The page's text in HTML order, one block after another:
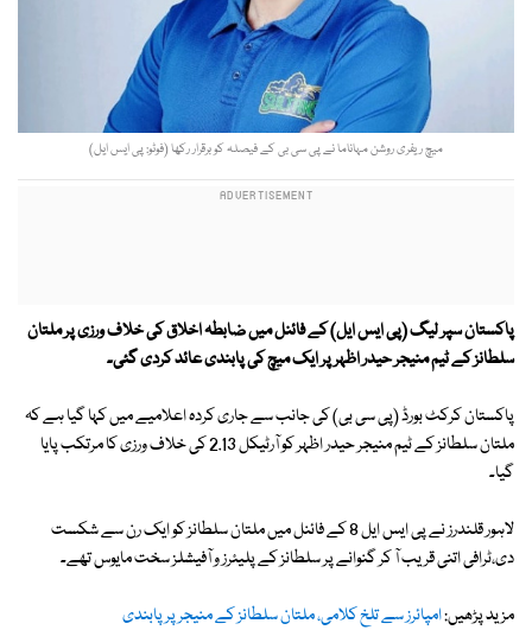
میچ ریفری روشن مہاناما نے پی سی بی کے فیصلہ کو برقرار رکھا (فوٹو: پی ایس ایل)
پاکستان سپر لیگ (پی ایس ایل) کے فائنل میں ضابطہ اخلاق کی خلاف ورزی پر ملتان
سلطانز کے ٹیم منیجر حیدر اظہر پر ایک میچ کی پابندی عائد کردی گئی۔
پاکستان کرکٹ بورڈ (پی سی بی) کی جانب سے جاری کردہ اعلامیے میں کہا گیا ہے کہ
ملتان سلطانز کے ٹیم منیجر حیدر اظہر کو آرٹیکل 2.13 کی خلاف ورزی کا مرتکب پایا
گیا۔
لاہور قلندرز نے پی ایس ایل 8 کے فائنل میں ملتان سلطانز کو ایک رن سے شکست
دی،ٹرافی اتنی قریب آ کر گنوانے پر سلطانز کے پلیئرز و آفیشلز سخت مایوس تھے۔
مزید پڑھیں:امپائرز سے تلخ کلامی، ملتان سلطانز کے منیجر پر پابندی